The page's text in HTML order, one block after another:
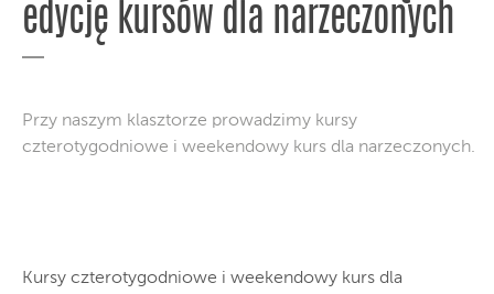
edycję kursów dla narzeczonych
Przy naszym klasztorze prowadzimy kursy
czterotygodniowe i weekendowy kurs dla narzeczonych.
Kursy czterotygodniowe i weekendowy kurs dla